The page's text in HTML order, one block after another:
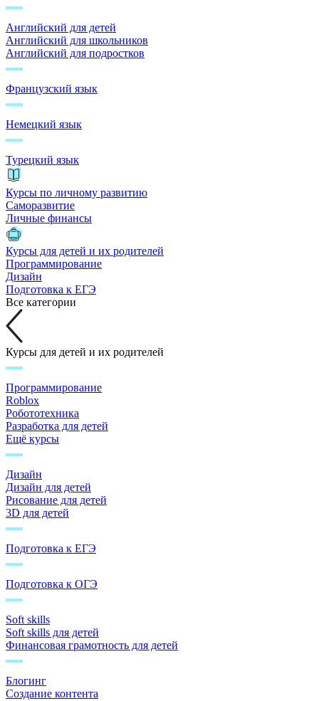
Английский для детей
Английский для школьников
Английский для подростков
Французский язык
Немецкий язык
Турецкий язык
Курсы по личному развитию
Саморазвитие
Личные финансы
Курсы для детей и их родителей
Программирование
Дизайн
Подготовка к ЕГЭ
Все категории
Курсы для детей и их родителей
Программирование
Roblox
Робототехника
Разработка для детей
Ещё курсы
Дизайн
Дизайн для детей
Рисование для детей
3D для детей
Подготовка к ЕГЭ
Подготовка к ОГЭ
Soft skills
Soft skills для детей
Финансовая грамотность для детей
Блогинг
Создание контента